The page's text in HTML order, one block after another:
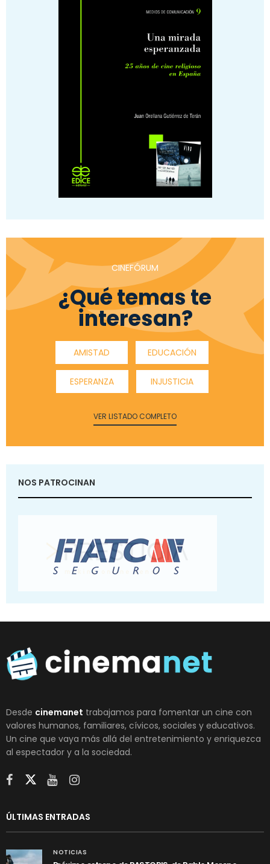
CINEFÓRUM
¿Qué temas te
interesan?
AMISTAD EDUCACIÓN
ESPERANZA INJUSTICIA
VER LISTADO COMPLETO
NOS PATROCINAN
Desde cinemanet trabajamos para fomentar un cine con
valores humanos, familiares, cívicos, sociales y educativos.
Un cine que vaya más allá del entretenimiento y enriquezca
al espectador y a la sociedad.
ÚLTIMAS ENTRADAS
NOTICIAS